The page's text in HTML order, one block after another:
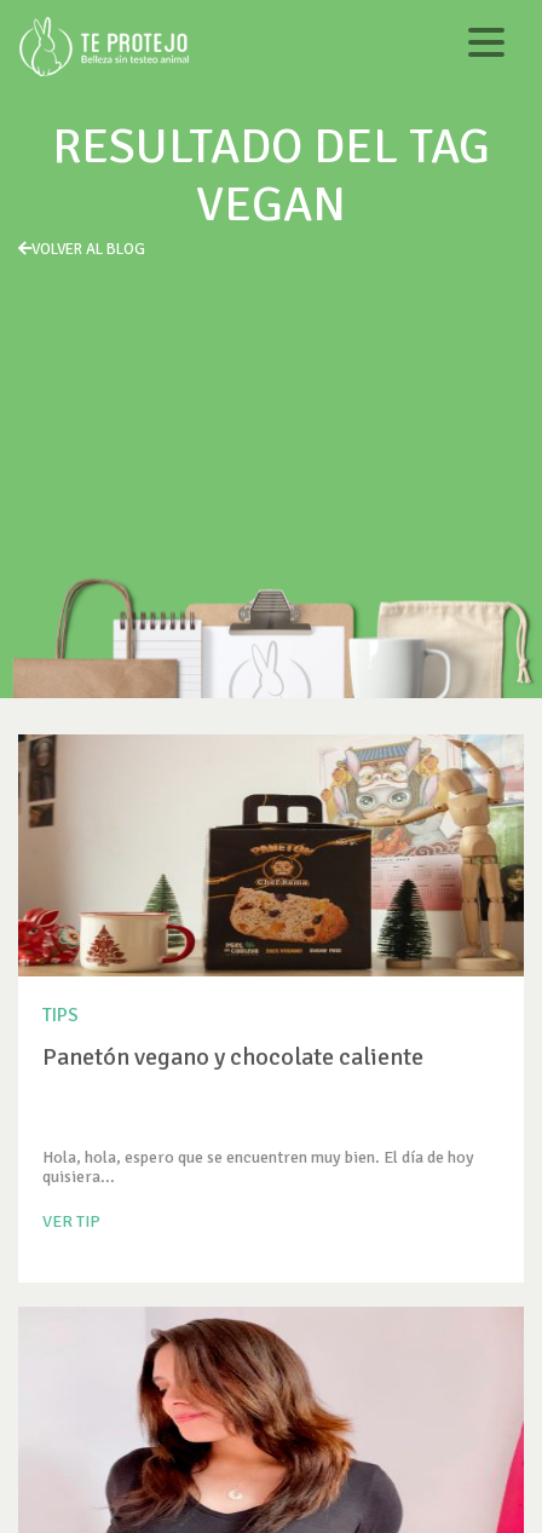
RESULTADO DEL TAG
VEGAN
VOLVER AL BLOG
TIPS
Panetón vegano y chocolate caliente
Hola, hola, espero que se encuentren muy bien. El día de hoy
quisiera...
VER TIP